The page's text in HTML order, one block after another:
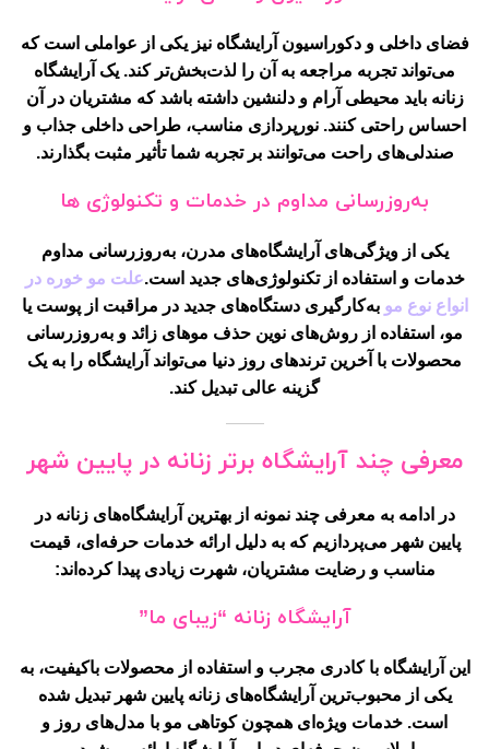
فضای داخلی و دکوراسیون آرایشگاه نیز یکی از عواملی است که
می‌تواند تجربه مراجعه به آن را لذت‌بخش‌تر کند. یک آرایشگاه
زنانه باید محیطی آرام و دلنشین داشته باشد که مشتریان در آن
احساس راحتی کنند. نورپردازی مناسب، طراحی داخلی جذاب و
صندلی‌های راحت می‌توانند بر تجربه شما تأثیر مثبت بگذارند.
به‌روزرسانی مداوم در خدمات و تکنولوژی ها
یکی از ویژگی‌های آرایشگاه‌های مدرن، به‌روزرسانی مداوم
خدمات و استفاده از تکنولوژی‌های جدید است.علت مو خوره در
انواع نوع مو به‌کارگیری دستگاه‌های جدید در مراقبت از پوست یا
مو، استفاده از روش‌های نوین حذف موهای زائد و به‌روزرسانی
محصولات با آخرین ترندهای روز دنیا می‌تواند آرایشگاه را به یک
گزینه عالی تبدیل کند.
معرفی چند آرایشگاه برتر زنانه در پایین شهر
در ادامه به معرفی چند نمونه از بهترین آرایشگاه‌های زنانه در
پایین شهر می‌پردازیم که به دلیل ارائه خدمات حرفه‌ای، قیمت
مناسب و رضایت مشتریان، شهرت زیادی پیدا کرده‌اند:
آرایشگاه زنانه “زیبای ما”
این آرایشگاه با کادری مجرب و استفاده از محصولات باکیفیت، به
یکی از محبوب‌ترین آرایشگاه‌های زنانه پایین شهر تبدیل شده
است. خدمات ویژه‌ای همچون کوتاهی مو با مدل‌های روز و